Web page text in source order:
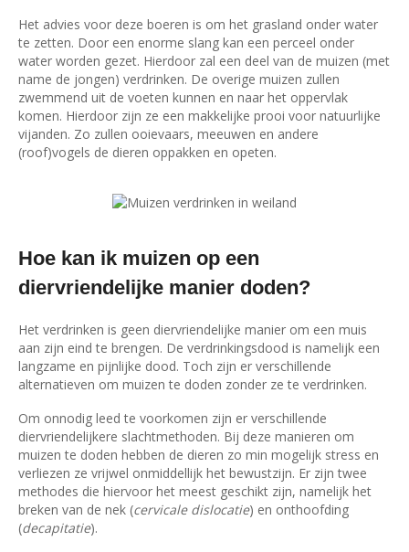
Het advies voor deze boeren is om het grasland onder water
te zetten. Door een enorme slang kan een perceel onder
water worden gezet. Hierdoor zal een deel van de muizen (met
name de jongen) verdrinken. De overige muizen zullen
zwemmend uit de voeten kunnen en naar het oppervlak
komen. Hierdoor zijn ze een makkelijke prooi voor natuurlijke
vijanden. Zo zullen ooievaars, meeuwen en andere
(roof)vogels de dieren oppakken en opeten.
Hoe kan ik muizen op een
diervriendelijke manier doden?
Het verdrinken is geen diervriendelijke manier om een muis
aan zijn eind te brengen. De verdrinkingsdood is namelijk een
langzame en pijnlijke dood. Toch zijn er verschillende
alternatieven om muizen te doden zonder ze te verdrinken.
Om onnodig leed te voorkomen zijn er verschillende
diervriendelijkere slachtmethoden. Bij deze manieren om
muizen te doden hebben de dieren zo min mogelijk stress en
verliezen ze vrijwel onmiddellijk het bewustzijn. Er zijn twee
methodes die hiervoor het meest geschikt zijn, namelijk het
breken van de nek (cervicale dislocatie) en onthoofding
(decapitatie).